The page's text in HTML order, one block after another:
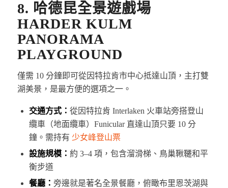
8. 哈德昆全景遊戲場
HARDER KULM
PANORAMA
PLAYGROUND
僅需 10 分鐘即可從因特拉肯市中心抵達山頂，主打雙
湖美景，是最方便的選項之一。
交通方式： 從因特拉肯 Interlaken 火車站旁搭登山
纜車（地面纜車）Funicular 直達山頂只要 10 分
鐘。需持有 少女峰登山票
設施規模： 約 3–4 項，包含溜滑梯、鳥巢鞦韆和平
衡步道
餐廳： 旁邊就是著名全景餐廳，俯瞰布里恩茨湖與